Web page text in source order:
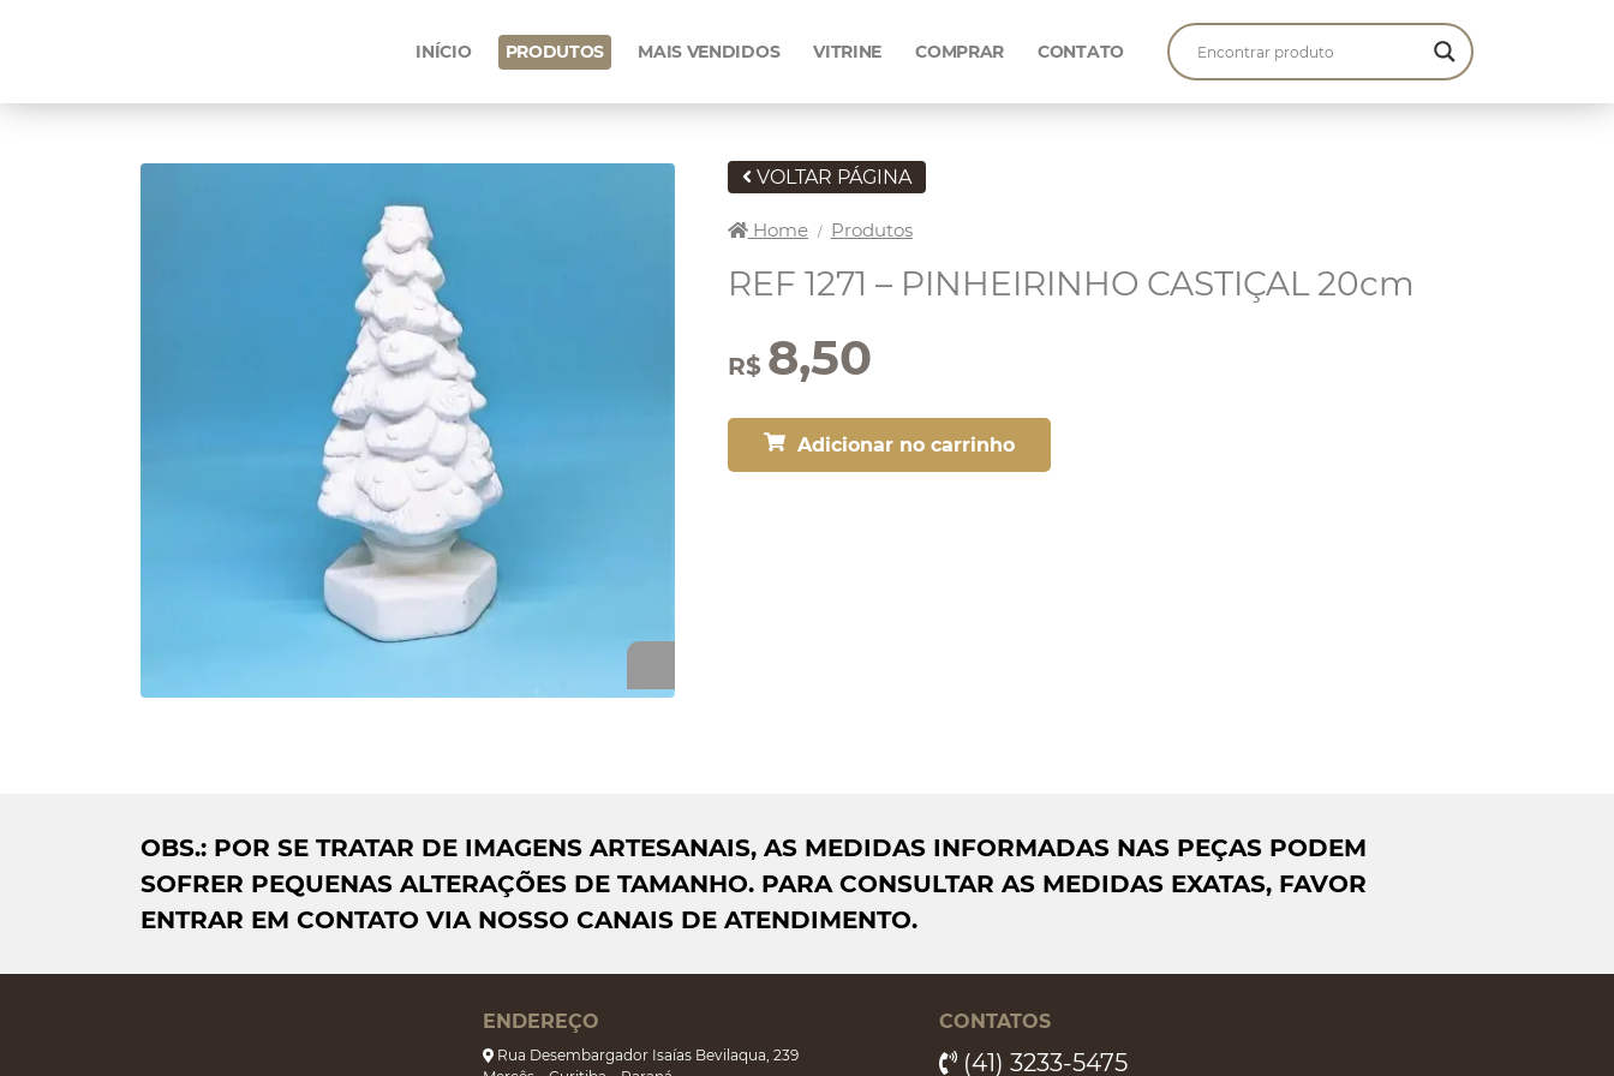
INÍCIO PRODUTOS MAIS VENDIDOS VITRINE COMPRAR CONTATO
VOLTAR PÁGINA
Home / Produtos
REF 1271 – PINHEIRINHO CASTIÇAL 20cm
R$ 8,50
Adicionar no carrinho
OBS.: POR SE TRATAR DE IMAGENS ARTESANAIS, AS MEDIDAS INFORMADAS NAS PEÇAS PODEM
SOFRER PEQUENAS ALTERAÇÕES DE TAMANHO. PARA CONSULTAR AS MEDIDAS EXATAS, FAVOR
ENTRAR EM CONTATO VIA NOSSO CANAIS DE ATENDIMENTO.
ENDEREÇO
Rua Desembargador Isaías Bevilaqua, 239
CONTATOS
(41) 3233-5475